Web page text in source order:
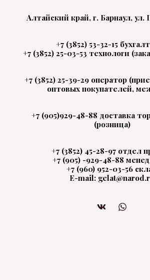
Алтайский край, г. Барнаул, ул.
+7 (3852) 53-32-15
+7 (3852) 25-03-53 технологи
+7 (3852) 25-39-29 оператор
оптовых покупателей,
+7 (905)929-48-88 доставка
(розница)
+7 (3852) 45-28-97 отдел
+7 (905) -929-48-88
+7 (960) 952-03-56
E-mail: